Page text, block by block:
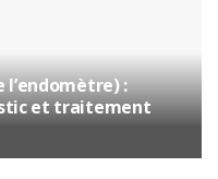
l’endomètre) :
et traitement